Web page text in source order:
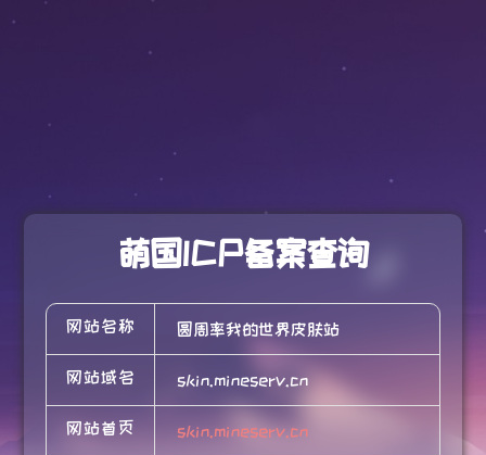
萌国ICP备案查询
网站名称 圆周率我的世界皮肤站
网站域名 skin.mineserv.cn
网站首页 skin.mineserv.cn